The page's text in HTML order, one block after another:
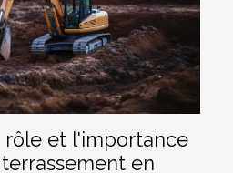
et l'importance
en